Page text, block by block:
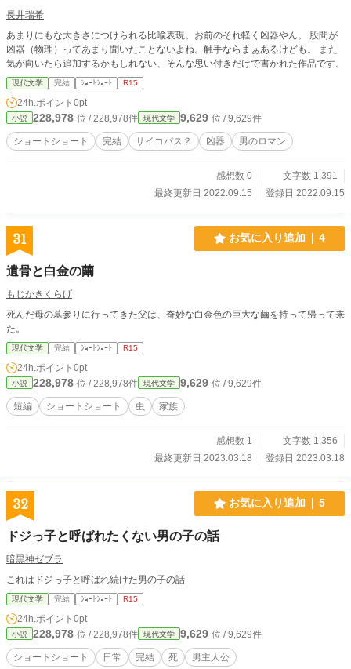
長井瑞希
あまりにもな大きさにつけられる比喩表現。お前のそれ軽く凶器やん。 股間が
凶器（物理）ってあまり聞いたことないよね。触手ならまぁあるけども。 また
気が向いたら追加するかもしれない、そんな思い付きだけで書かれた作品です。
現代文学 完結 ｼｮｰﾄｼｮｰﾄ R15
24h.ポイント 0pt
小説 228,978 位 / 228,978件 現代文学 9,629 位 / 9,629件
ショートショート 完結 サイコパス？ 凶器 男のロマン
感想数 0
文字数 1,391
最終更新日 2022.09.15
登録日 2022.09.15
31 お気に入り追加 4
遺骨と白金の繭
もじかきくらげ
死んだ母の墓参りに行ってきた父は、奇妙な白金色の巨大な繭を持って帰って来
た。
現代文学 完結 ｼｮｰﾄｼｮｰﾄ R15
24h.ポイント 0pt
小説 228,978 位 / 228,978件 現代文学 9,629 位 / 9,629件
短編 ショートショート 虫 家族
感想数 1
文字数 1,356
最終更新日 2023.03.18
登録日 2023.03.18
32 お気に入り追加 5
ドジっ子と呼ばれたくない男の子の話
暗黒神ゼブラ
これはドジっ子と呼ばれ続けた男の子の話
現代文学 完結 ｼｮｰﾄｼｮｰﾄ R15
24h.ポイント 0pt
小説 228,978 位 / 228,978件 現代文学 9,629 位 / 9,629件
ショートショート 日常 完結 死 男主人公